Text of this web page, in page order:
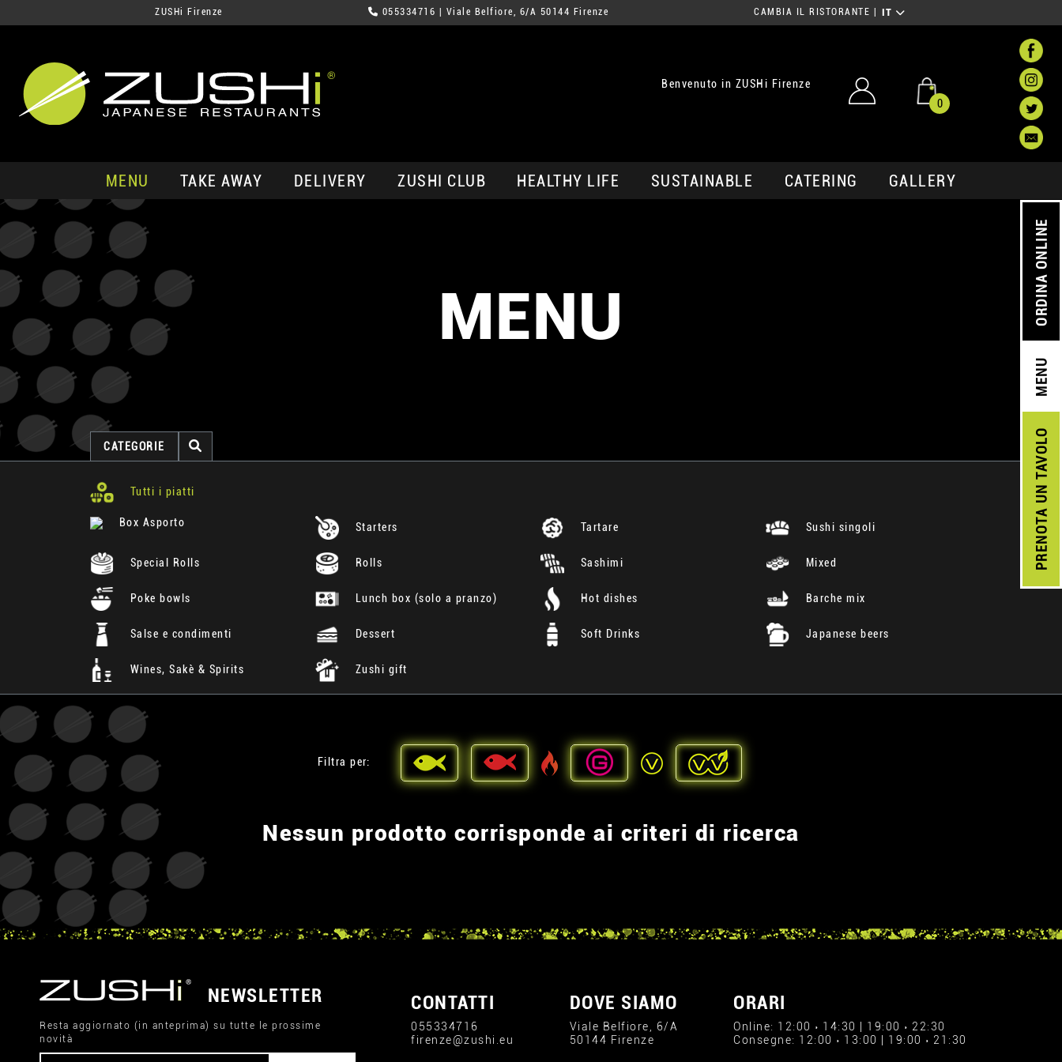
ZUSHi Firenze 055334716 | Viale Belfiore, 6/A 50144 Firenze CAMBIA IL RISTORANTE IT
Benvenuto in ZUSHi Firenze
0
MENU TAKE AWAY DELIVERY ZUSHI CLUB HEALTHY LIFE SUSTAINABLE CATERING GALLERY
PRENOTA
UN TAVOLO
MENU
ORDINA ONLINE
MENU
CATEGORIE
Tutti i piatti
Box Asporto Starters Tartare Sushi singoli
Special Rolls Rolls Sashimi Mixed
Poke bowls Lunch box (solo a pranzo) Hot dishes Barche mix
Salse e condimenti Dessert Soft Drinks Japanese beers
Wines, Sakè & Spirits Zushi gift
Filtra per:
Nessun prodotto corrisponde ai criteri di ricerca
NEWSLETTER
Resta aggiornato (in anteprima) su tutte le prossime
novità
CONTATTI
055334716
firenze@zushi.eu
DOVE SIAMO
Viale Belfiore, 6/A
50144 Firenze
ORARI
Online: 12:00 › 14:30 | 19:00 › 22:30
Consegne: 12:00 › 13:00 | 19:00 › 21:30